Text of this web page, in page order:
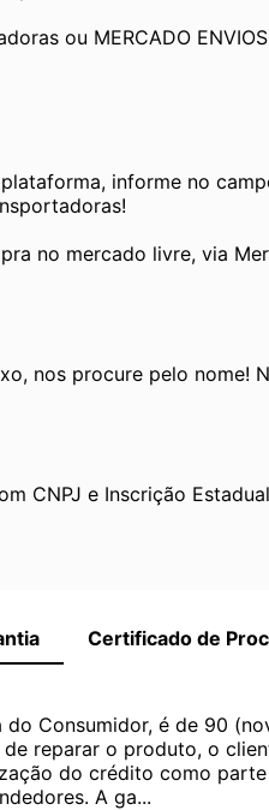
ou MERCADO
informe no
no mercado livre, via
nos procure pelo nome!
CNPJ e Inscrição
Certificado de
Consumidor, é de 90
reparar o produto, o
do crédito como
A ga...